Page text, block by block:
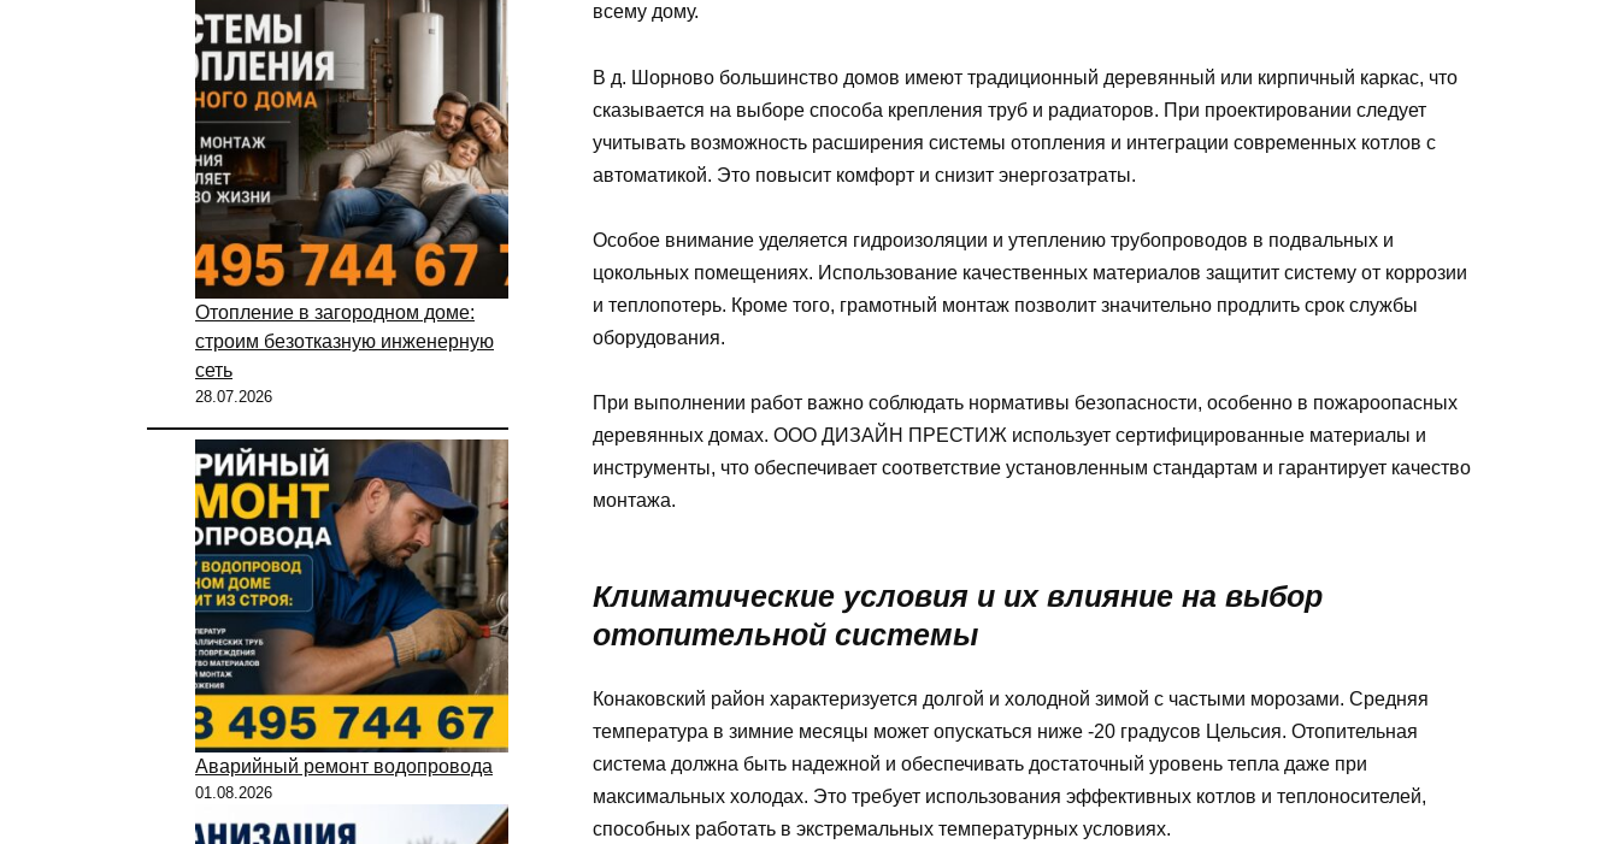
всему дому.
В д. Шорново большинство домов имеют традиционный деревянный или кирпичный каркас, что
сказывается на выборе способа крепления труб и радиаторов. При проектировании следует
учитывать возможность расширения системы отопления и интеграции современных котлов с
автоматикой. Это повысит комфорт и снизит энергозатраты.
Особое внимание уделяется гидроизоляции и утеплению трубопроводов в подвальных и
цокольных помещениях. Использование качественных материалов защитит систему от коррозии
и теплопотерь. Кроме того, грамотный монтаж позволит значительно продлить срок службы
оборудования.
При выполнении работ важно соблюдать нормативы безопасности, особенно в пожароопасных
деревянных домах. ООО ДИЗАЙН ПРЕСТИЖ использует сертифицированные материалы и
инструменты, что обеспечивает соответствие установленным стандартам и гарантирует качество
монтажа.
Климатические условия и их влияние на выбор
отопительной системы
Конаковский район характеризуется долгой и холодной зимой с частыми морозами. Средняя
температура в зимние месяцы может опускаться ниже -20 градусов Цельсия. Отопительная
система должна быть надежной и обеспечивать достаточный уровень тепла даже при
максимальных холодах. Это требует использования эффективных котлов и теплоносителей,
способных работать в экстремальных температурных условиях.
Отопление в загородном доме:
строим безотказную инженерную
сеть
28.07.2026
Аварийный ремонт водопровода
01.08.2026